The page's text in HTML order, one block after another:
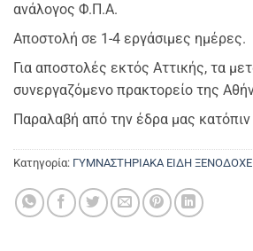
ανάλογος Φ.Π.Α.
Αποστολή σε 1-4 εργάσιμες ημέρες.
Για αποστολές εκτός Αττικής, τα
συνεργαζόμενο πρακτορείο της
Παραλαβή από την έδρα μας
Κατηγορία: ΓΥΜΝΑΣΤΗΡΙΑΚΑ ΕΙΔΗ